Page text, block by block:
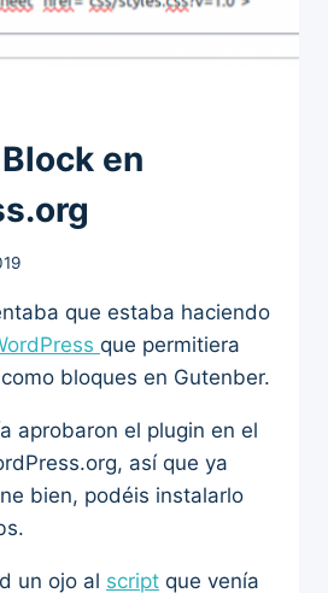
en
que estaba haciendo
que permitiera
bloques en Gutenber.
aprobaron el plugin en el
así que ya
bien, podéis instalarlo
un ojo al script que venía